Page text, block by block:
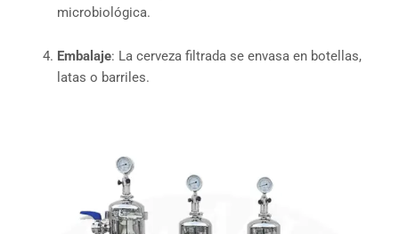
microbiológica.
Embalaje: La cerveza filtrada se envasa en botellas,
latas o barriles.